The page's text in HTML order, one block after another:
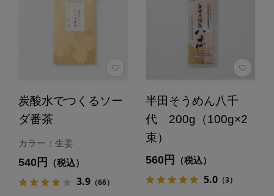
炭酸水でつくるソー
ダ番茶
カラー：生姜
540円 （税込）
3.9（66）
半田そうめん八千
代 200g（100g×2
束）
560円 （税込）
5.0（3）